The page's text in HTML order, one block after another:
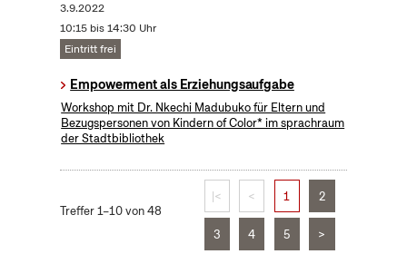
3.9.2022
10:15 bis 14:30 Uhr
Eintritt frei
Empowerment als Erziehungsaufgabe
Workshop mit Dr. Nkechi Madubuko für Eltern und
Bezugspersonen von Kindern of Color* im sprachraum
der Stadtbibliothek
Treffer 1–10 von 48
|< < 1 2
3 4 5 >